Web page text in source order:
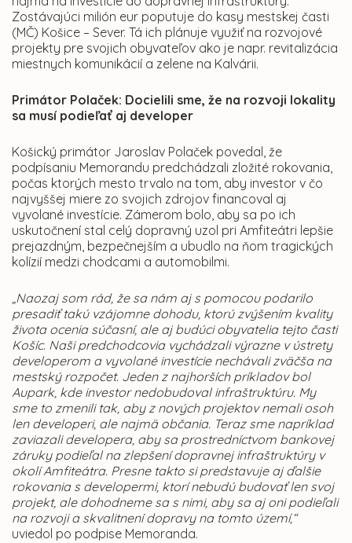
Zostávajúci milión eur poputuje do kasy mestskej časti
(MČ) Košice – Sever. Tá ich plánuje využiť na rozvojové
projekty pre svojich obyvateľov ako je napr. revitalizácia
miestnych komunikácií a zelene na Kalvárii.
Primátor Polaček: Docielili sme, že na rozvoji lokality
sa musí podieľať aj developer
Košický primátor Jaroslav Polaček povedal, že
podpísaniu Memorandu predchádzali zložité rokovania,
počas ktorých mesto trvalo na tom, aby investor v čo
najvyššej miere zo svojich zdrojov financoval aj
vyvolané investície. Zámerom bolo, aby sa po ich
uskutočnení stal celý dopravný uzol pri Amfiteátri lepšie
prejazdným, bezpečnejším a ubudlo na ňom tragických
kolízií medzi chodcami a automobilmi.
„Naozaj som rád, že sa nám aj s pomocou podarilo
presadiť takú vzájomne dohodu, ktorú zvýšením kvality
života ocenia súčasní, ale aj budúci obyvatelia tejto časti
Košíc. Naši predchodcovia vychádzali výrazne v ústrety
developerom a vyvolané investície nechávali zväčša na
mestský rozpočet. Jeden z najhorších príkladov bol
Aupark, kde investor nedobudoval infraštruktúru. My
sme to zmenili tak, aby z nových projektov nemali osoh
len developeri, ale najmä občania. Teraz sme napríklad
zaviazali developera, aby sa prostredníctvom bankovej
záruky podieľal na zlepšení dopravnej infraštruktúry v
okolí Amfiteátra. Presne takto si predstavuje aj ďalšie
rokovania s developermi, ktorí nebudú budovať len svoj
projekt, ale dohodneme sa s nimi, aby sa aj oni podieľali
na rozvoji a skvalitnení dopravy na tomto území,“
uviedol po podpise Memoranda.